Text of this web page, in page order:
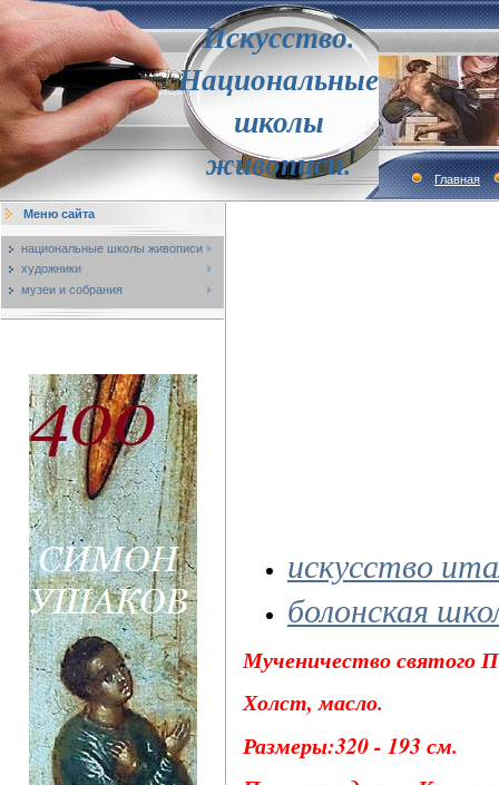
Искусство.
Национальные
школы
живописи.
Главная
Меню сайта
национальные школы живописи
художники
музеи и собрания
искусство
болонская
Мученичество святого
Холст, масло.
Размеры:320 - 193 см.